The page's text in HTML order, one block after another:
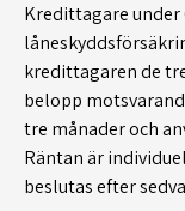
Kredittagare
kredittagaren de
belopp
tre månader och
Räntan är
beslutas efter